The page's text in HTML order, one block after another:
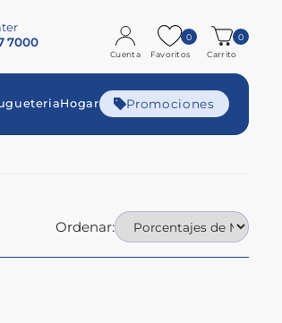
7000
Cuenta Favoritos
0
Carrito
0
Hogar Promociones
Ordenar: